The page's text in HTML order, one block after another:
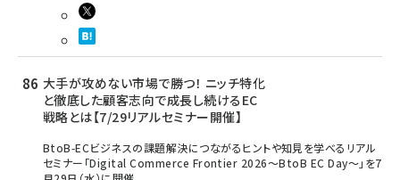
大手が攻めない市場で勝つ！ ニッチ特化
と徹底した顧客志向で成長し続けるEC
戦略とは【7/29リアルセミナー開催】
BtoB-ECビジネスの課題解決につながるヒントや知見を学べるリアル
セミナー「Digital Commerce Frontier 2026～BtoB EC Day～」を7